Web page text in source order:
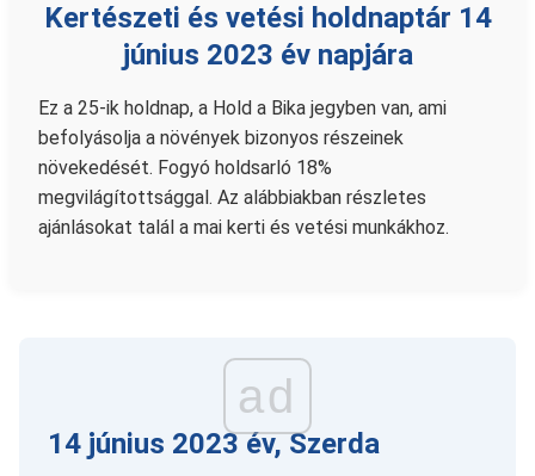
Kertészeti és vetési holdnaptár 14
június 2023 év napjára
Ez a 25-ik holdnap, a Hold a Bika jegyben van, ami
befolyásolja a növények bizonyos részeinek
növekedését. Fogyó holdsarló 18%
megvilágítottsággal. Az alábbiakban részletes
ajánlásokat talál a mai kerti és vetési munkákhoz.
ad
14 június 2023 év, Szerda